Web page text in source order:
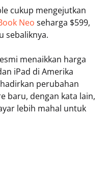
cukup mengejutkan
Neo seharga $599,
sebaliknya.
menaikkan harga
iPad di Amerika
perubahan
baru, dengan kata lain,
lebih mahal untuk